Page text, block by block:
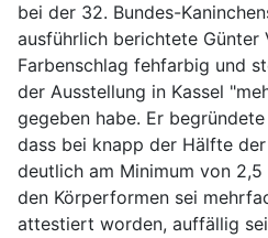
bei der 32. Bundes-
ausführlich berichtete Günter
Farbenschlag fehfarbig und
der Ausstellung in Kassel
gegeben habe. Er
dass bei knapp der Hälfte
deutlich am Minimum von 2,5
den Körperformen sei
attestiert worden, auffällig